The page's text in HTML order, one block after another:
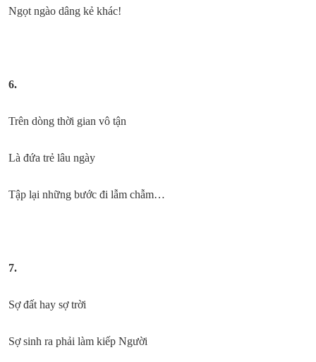
Ngọt ngào dâng kẻ khác!
6.
Trên dòng thời gian vô tận
Là đứa trẻ lâu ngày
Tập lại những bước đi lẫm chẫm…
7.
Sợ đất hay sợ trời
Sợ sinh ra phải làm kiếp Người